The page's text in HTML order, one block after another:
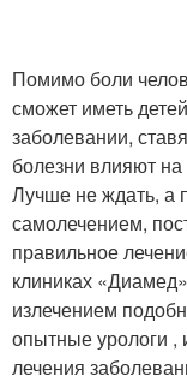
Помимо боли
сможет иметь
заболевании,
болезни влияют
Лучше не ждать, а
самолечением,
правильное
клиниках
излечением
опытные урологи
лечения